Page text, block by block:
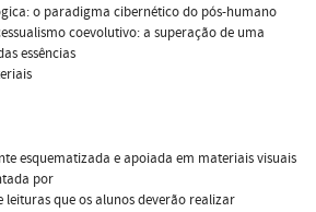
o paradigma cibernético do pós-humano
coevolutivo: a superação de uma
essências
esquematizada e apoiada em materiais visuais
por
leituras que os alunos deverão realizar